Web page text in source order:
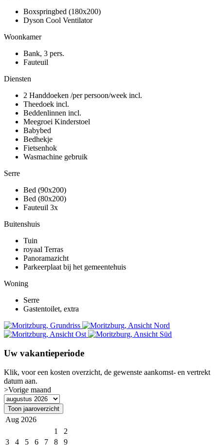
Boxspringbed (180x200)
Dyson Cool Ventilator
Woonkamer
Bank, 3 pers.
Fauteuil
Diensten
2 Handdoeken /per persoon/week incl.
Theedoek incl.
Beddenlinnen incl.
Meegroei Kinderstoel
Babybed
Bedhekje
Fietsenhok
Wasmachine gebruik
Serre
Bed (90x200)
Bed (80x200)
Fauteuil 3x
Buitenshuis
Tuin
royaal Terras
Panoramazicht
Parkeerplaat bij het gemeentehuis
Woning
Serre
Gastentoilet, extra
Uw vakantieperiode
Klik, voor een kosten overzicht, de gewenste aankomst- en vertrekt
datum aan.
>Vorige maand
Toon jaaroverzicht
Aug 2026
1
2
3
4 5 6 7 8
9